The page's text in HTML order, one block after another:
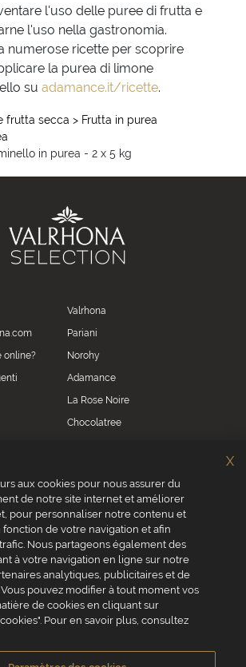
l'uso delle puree di frutta e
l'uso nella gastronomia.
numerose ricette per scoprire
la purea di limone
su adamance.it/ricette.
frutta secca > Frutta in purea
in purea - 2 x 5 kg
online?
Valrhona
Pariani
Norohy
Adamance
La Rose Noire
Chocolatree
82 94 01 46
dalle 8.30 alle 17.30
- 12 Avenue PRESIDENT ROOSEVELT 26600 TAIN
generali di vendita Informativa Cookies
aux cookies pour nous assurer du
de notre site internet et améliorer
pour personnaliser notre contenu et
fonction de votre navigation et afin
Nous partageons également des
à votre navigation en ligne sur notre
analytiques, publicitaires et de
pouvez modifier à tout moment vos
de cookies en cliquant sur
Pour en savoir plus, consultez
X